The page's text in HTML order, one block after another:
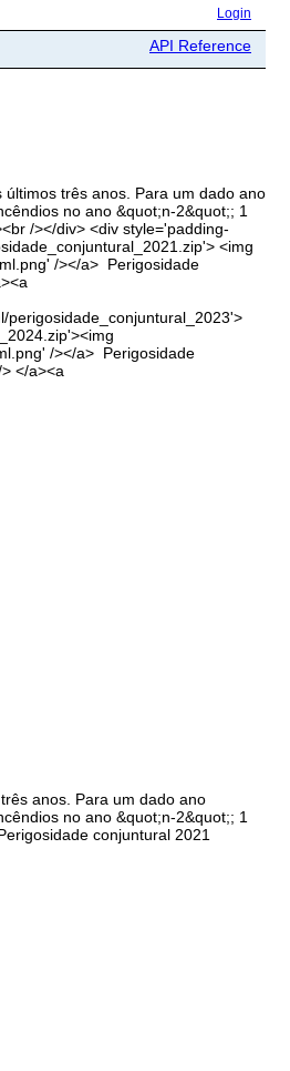
Login
API Reference
três anos. Para um dado ano
no ano &quot;n-2&quot;; 1
/></div> <div style='padding-
<img
/></a> Perigosidade
perigosidade_conjuntural_2023'>
/></a> Perigosidade
</a><a
anos. Para um dado ano
no ano &quot;n-2&quot;; 1
conjuntural 2021